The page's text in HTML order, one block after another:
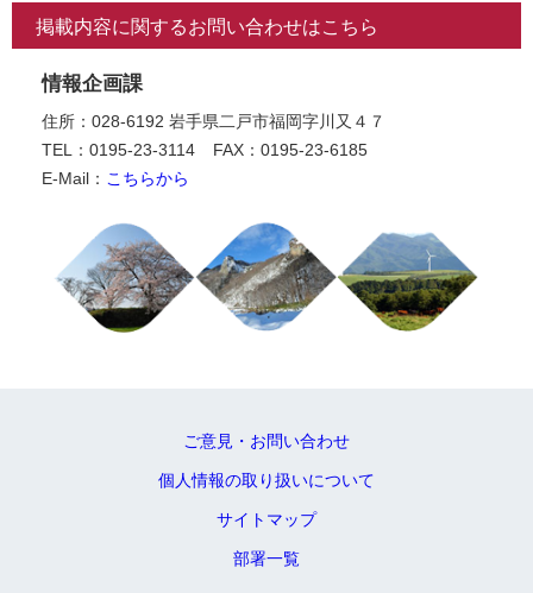
掲載内容に関するお問い合わせはこちら
情報企画課
住所：028-6192 岩手県二戸市福岡字川又４７
TEL：0195-23-3114
FAX：0195-23-6185
E-Mail： こちらから
ご意見・お問い合わせ
個人情報の取り扱いについて
サイトマップ
部署一覧